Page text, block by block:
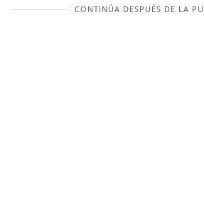
CONTINÚA DESPUÉS DE LA